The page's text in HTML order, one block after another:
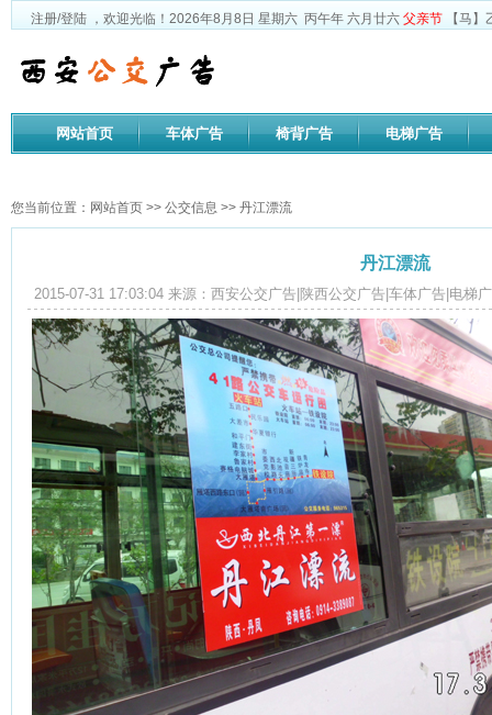
注册/登陆 ，欢迎光临！ 2026年8月8日 星期六 丙午年 六月廿六 父亲节 【马
网站首页 车体广告 椅背广告 电梯广告
您当前位置： 网站首页 >> 公交信息 >> 丹江漂流
丹江漂流
2015-07-31 17:03:04 来源：西安公交广告|陕西公交广告|车体广告|电梯
3024 次